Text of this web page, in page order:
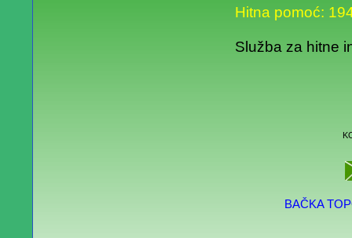
Hitna pomoć:
Služba za hitne
BAČKA